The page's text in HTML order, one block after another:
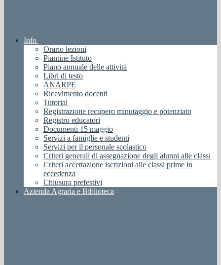
Info
Orario lezioni
Piantine Istituto
Piano annuale delle attività
Libri di testo
ANARPE
Ricevimento docenti
Tutorial
Registrazione recupero minutaggio e potenziato
Registro educatori
Documenti 15 maggio
Servizi a famiglie e studenti
Servizi per il personale scolastico
Criteri generali di assegnazione degli alunni alle classi
Criteri accettazione iscrizioni alle classi prime in
eccedenza
Chiusura prefestivi
Azienda Agraria e Biblioteca